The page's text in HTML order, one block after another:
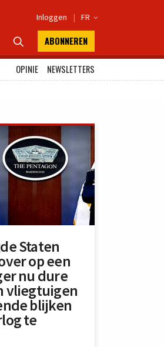
Inloggen | FR 
 ABONNEREN
OPINIE
NEWSLETTERS
Staten
op een
nu dure
vliegtuigen
blijken
te